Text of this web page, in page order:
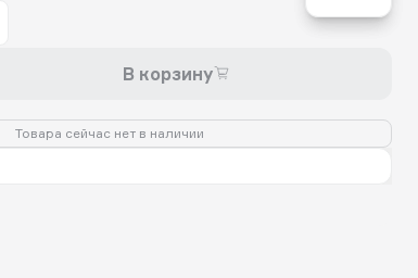
В корзину
Товара сейчас нет в наличии